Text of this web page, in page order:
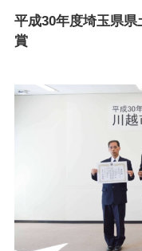
平成30年度埼玉県
賞